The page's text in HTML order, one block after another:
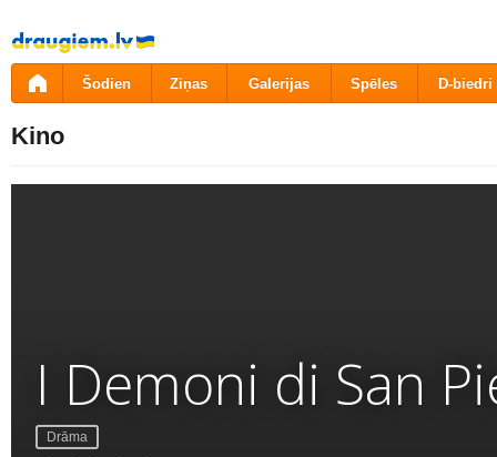
Pāriet
uz
saturu
Šodien Ziņas Galerijas Spēles D-biedri
Kino
I Demoni di San
Drāma